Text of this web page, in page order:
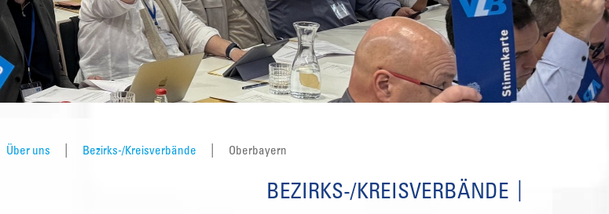
Über uns Bezirks-/Kreisverbände Oberbayern
BEZIRKS-/KREISVERBÄNDE